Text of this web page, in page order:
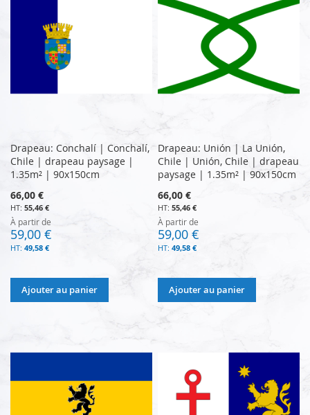
Drapeau: Conchalí | Conchalí,
Chile | drapeau paysage |
1.35m² | 90x150cm
66,00 €
55,46 €
À partir de
59,00 €
49,58 €
Ajouter au panier
Drapeau: Unión | La Unión,
Chile | Unión, Chile | drapeau
paysage | 1.35m² | 90x150cm
66,00 €
55,46 €
À partir de
59,00 €
49,58 €
Ajouter au panier